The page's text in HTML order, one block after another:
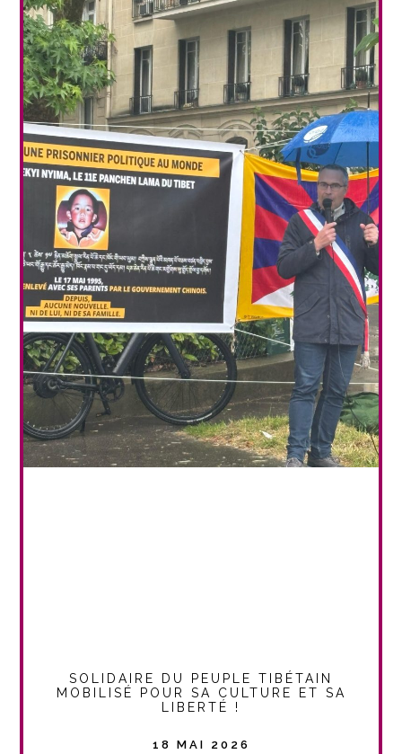
SOLIDAIRE DU PEUPLE TIBÉTAIN
MOBILISÉ POUR SA CULTURE ET SA
LIBERTÉ !
18 MAI 2026